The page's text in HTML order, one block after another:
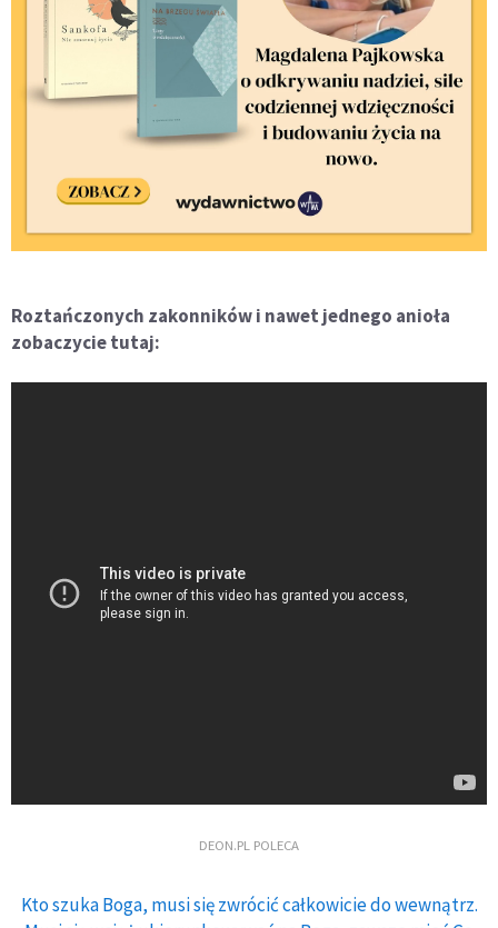
Roztańczonych zakonników i nawet jednego anioła
zobaczycie tutaj:
DEON.PL POLECA
Kto szuka Boga, musi się zwrócić całkowicie do wewnątrz.